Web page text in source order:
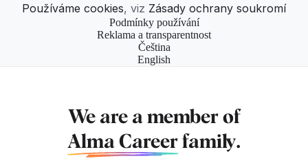
Používáme cookies, viz Zásady ochrany soukromí
Podmínky používání
Reklama a transparentnost
Čeština
English
We are a member of
Alma Career family.